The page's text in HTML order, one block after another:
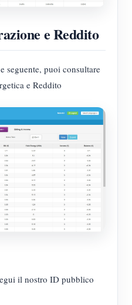
e Reddito
seguente, puoi consultare
e Reddito
il nostro ID pubblico